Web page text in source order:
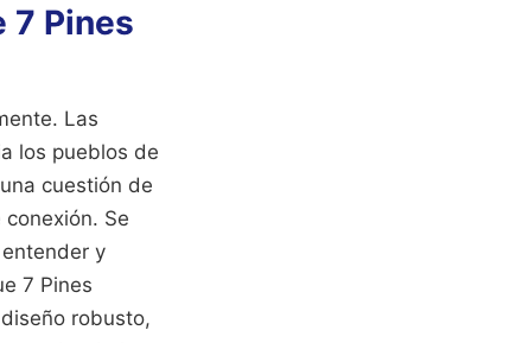
7 Pines
Las
los pueblos de
cuestión de
Se
y
7 Pines
robusto,